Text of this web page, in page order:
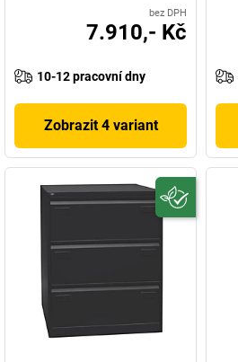
bez DPH
7.910,- Kč
10-12 pracovní dny
Zobrazit 4 variant